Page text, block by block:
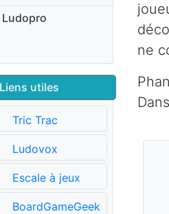
Liens utiles
Tric Trac
Ludovox
Escale à jeux
BoardGameGeek
ne